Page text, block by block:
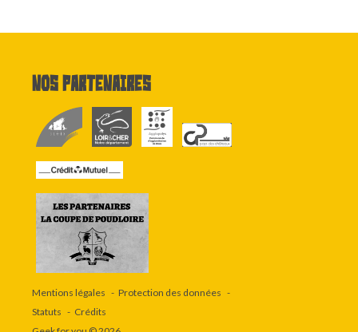
Nos partenaires
Mentions légales
Protection des données
Statuts
Crédits